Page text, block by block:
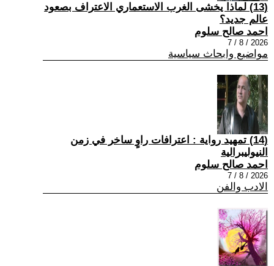
(13) لماذا يخشى الغرب الاستعماري الاعتراف بصعود
عالم جديد؟
احمد صالح سلوم
2026 / 8 / 7
مواضيع وابحاث سياسية
(14) تمهيد رواية : اعترافات راوٍ ساخر في زمن
النيوليبرالية
احمد صالح سلوم
2026 / 8 / 7
الادب والفن